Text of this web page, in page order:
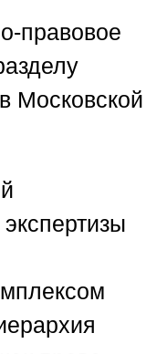
правовое
Московской